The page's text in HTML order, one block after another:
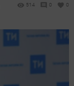
514 0 0